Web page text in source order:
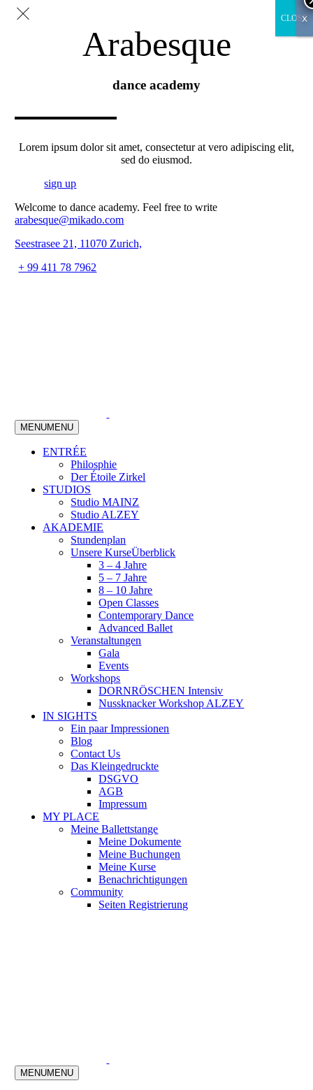
Arabesque
dance academy
Lorem ipsum dolor sit amet, consectetur at vero adipiscing elit,
sed do eiusmod.
sign up
Welcome to dance academy. Feel free to write
arabesque@mikado.com
Seestrasee 21, 11070 Zurich,
+ 99 411 78 7962
MENUMENU
ENTRÉE
Philosphie
Der Étoile Zirkel
STUDIOS
Studio MAINZ
Studio ALZEY
AKADEMIE
Stundenplan
Unsere KurseÜberblick
3 – 4 Jahre
5 – 7 Jahre
8 – 10 Jahre
Open Classes
Contemporary Dance
Advanced Ballet
Veranstaltungen
Gala
Events
Workshops
DORNRÖSCHEN Intensiv
Nussknacker Workshop ALZEY
IN SIGHTS
Ein paar Impressionen
Blog
Contact Us
Das Kleingedruckte
DSGVO
AGB
Impressum
MY PLACE
Meine Ballettstange
Meine Dokumente
Meine Buchungen
Meine Kurse
Benachrichtigungen
Community
Seiten Registrierung
MENUMENU
CLOSE
x